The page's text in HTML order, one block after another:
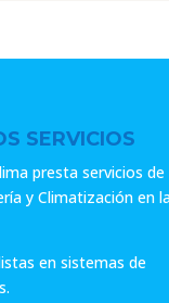
SERVICIOS
presta servicios de
y Climatización en
en sistemas de